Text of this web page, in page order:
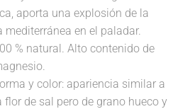
aporta una explosión de la
mediterránea en el paladar.
% natural. Alto contenido de
y color: apariencia similar a
flor de sal pero de grano hueco y